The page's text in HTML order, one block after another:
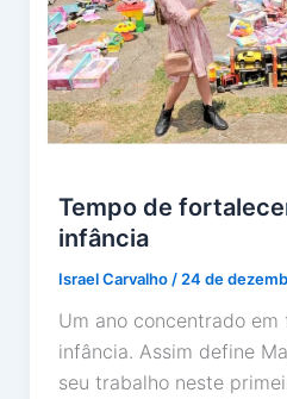
Tempo de
infância
Israel Carvalho / 24 de
Um ano concentrado
infância. Assim define
seu trabalho neste